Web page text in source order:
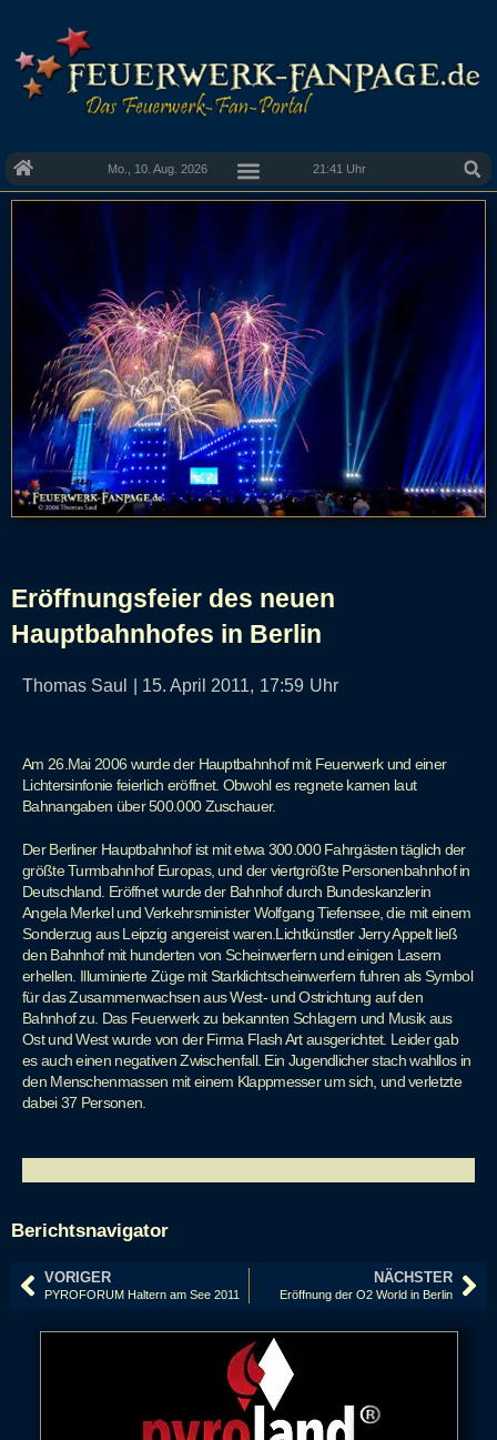
Mo., 10. Aug. 2026 21:41 Uhr
Eröffnungsfeier des neuen
Hauptbahnhofes in Berlin
Thomas Saul 15. April 2011, 17:59 Uhr
Am 26.Mai 2006 wurde der Hauptbahnhof mit Feuerwerk und einer
Lichtersinfonie feierlich eröffnet. Obwohl es regnete kamen laut
Bahnangaben über 500.000 Zuschauer.
Der Berliner Hauptbahnhof ist mit etwa 300.000 Fahrgästen täglich der
größte Turmbahnhof Europas, und der viertgrößte Personenbahnhof in
Deutschland. Eröffnet wurde der Bahnhof durch Bundeskanzlerin
Angela Merkel und Verkehrsminister Wolfgang Tiefensee, die mit einem
Sonderzug aus Leipzig angereist waren.Lichtkünstler Jerry Appelt ließ
den Bahnhof mit hunderten von Scheinwerfern und einigen Lasern
erhellen. Illuminierte Züge mit Starklichtscheinwerfern fuhren als Symbol
für das Zusammenwachsen aus West- und Ostrichtung auf den
Bahnhof zu. Das Feuerwerk zu bekannten Schlagern und Musik aus
Ost und West wurde von der Firma Flash Art ausgerichtet. Leider gab
es auch einen negativen Zwischenfall. Ein Jugendlicher stach wahllos in
den Menschenmassen mit einem Klappmesser um sich, und verletzte
dabei 37 Personen.
Berichtsnavigator
VORIGER
PYROFORUM Haltern am See 2011
NÄCHSTER
Eröffnung der O2 World in Berlin